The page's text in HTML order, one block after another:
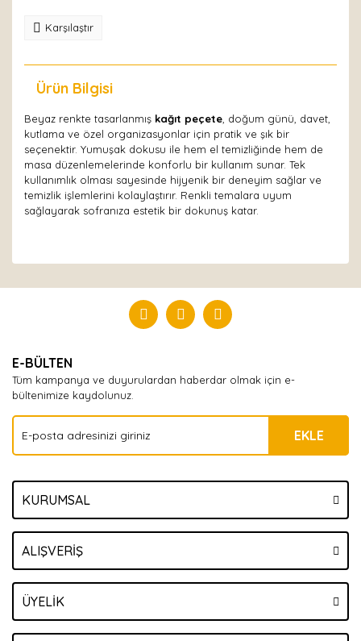
Karşılaştır
Ürün Bilgisi
Beyaz renkte tasarlanmış kağıt peçete , doğum günü, davet,
kutlama ve özel organizasyonlar için pratik ve şık bir
seçenektir. Yumuşak dokusu ile hem el temizliğinde hem de
masa düzenlemelerinde konforlu bir kullanım sunar. Tek
kullanımlık olması sayesinde hijyenik bir deneyim sağlar ve
temizlik işlemlerini kolaylaştırır. Renkli temalara uyum
sağlayarak sofranıza estetik bir dokunuş katar.
Yorum Yaz
E-BÜLTEN
Tüm kampanya ve duyurulardan haberdar olmak için e-
bültenimize kaydolunuz.
EKLE
KURUMSAL
ALIŞVERİŞ
ÜYELİK